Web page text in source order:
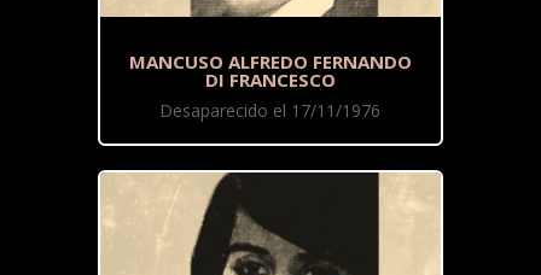
MANCUSO ALFREDO FERNANDO
DI FRANCESCO
Desaparecido el 17/11/1976